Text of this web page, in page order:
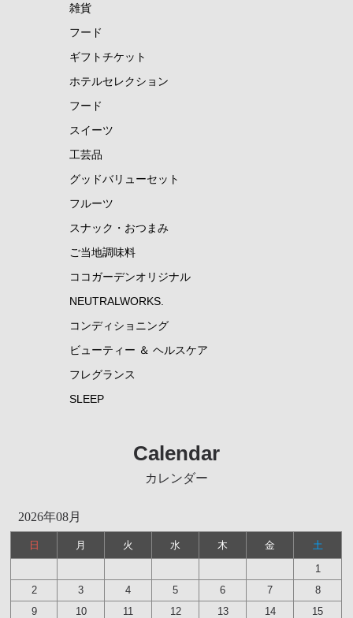
雑貨
フード
ギフトチケット
ホテルセレクション
フード
スイーツ
工芸品
グッドバリューセット
フルーツ
スナック・おつまみ
ご当地調味料
ココガーデンオリジナル
NEUTRALWORKS.
コンディショニング
ビューティー ＆ ヘルスケア
フレグランス
SLEEP
Calendar
カレンダー
2026年08月
日 月 火 水 木 金
土
1
2
3 4 5 6 7
8
9
10 11 12 13 14
15